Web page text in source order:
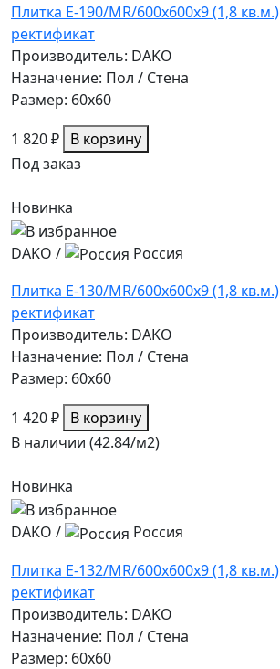
Плитка E-190/MR/600x600x9 (1,8 кв.м.)
ректификат
Производитель: DAKO
Назначение: Пол / Стена
Размер: 60x60
1 820 ₽ В корзину
Под заказ
Новинка
DAKO /
Россия
Плитка E-130/MR/600x600x9 (1,8 кв.м.)
ректификат
Производитель: DAKO
Назначение: Пол / Стена
Размер: 60x60
1 420 ₽ В корзину
В наличии (42.84/м2)
Новинка
DAKO /
Россия
Плитка E-132/MR/600x600x9 (1,8 кв.м.)
ректификат
Производитель: DAKO
Назначение: Пол / Стена
Размер: 60x60